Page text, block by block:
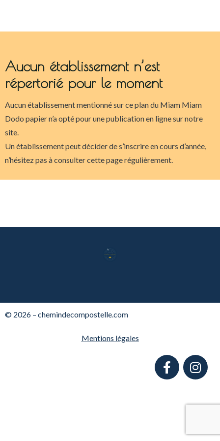
Aucun établissement n’est
répertorié pour le moment
Aucun établissement mentionné sur ce plan du Miam Miam
Dodo papier n’a opté pour une publication en ligne sur notre
site.
Un établissement peut décider de s’inscrire en cours d’année,
n’hésitez pas à consulter cette page régulièrement.
© 2026 – chemindecompostelle.com
Mentions légales